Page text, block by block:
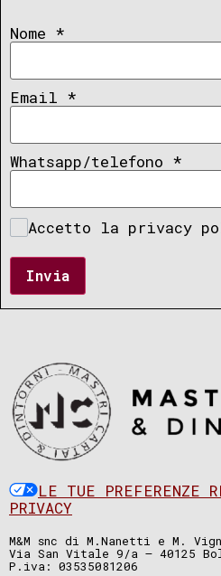
Nome *
Email *
Whatsapp/telefono *
Accetto la privacy
Invia
LE TUE PREFERENZE
PRIVACY
M&M snc di M.Nanetti e M.
Via San Vitale 9/a – 40125
P.iva: 03535081206